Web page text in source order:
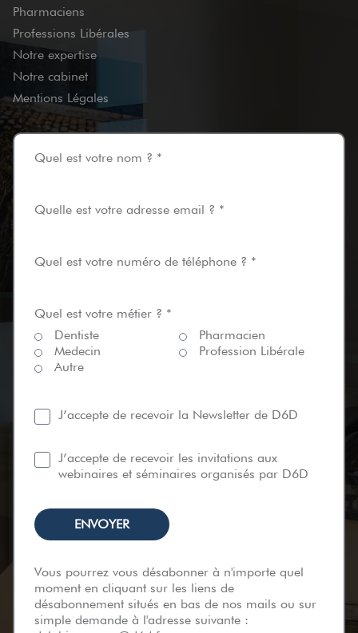
Pharmaciens
Professions Libérales
Notre expertise
Notre cabinet
Mentions Légales
Quel est votre nom ? *
Quelle est votre adresse email ? *
Quel est votre numéro de téléphone ? *
Quel est votre métier ? *
Dentiste
Pharmacien
Medecin
Profession Libérale
Autre
J’accepte de recevoir la Newsletter de D6D
J’accepte de recevoir les invitations aux
webinaires et séminaires organisés par D6D
Vous pourrez vous désabonner à n'importe quel
moment en cliquant sur les liens de
désabonnement situés en bas de nos mails ou sur
simple demande à l'adresse suivante :